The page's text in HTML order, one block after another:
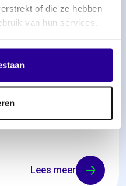
of die ze hebben
van hun services.
jouw
dat je krijgt waar
Lees meer